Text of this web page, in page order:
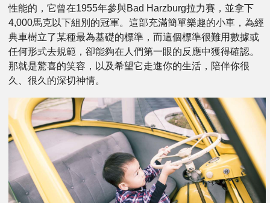
性能的，它曾在1955年參與Bad Harzburg拉力賽，並拿下
4,000馬克以下組別的冠軍。這部充滿簡單樂趣的小車，為經
典車樹立了某種最為基礎的標準，而這個標準很難用數據或
任何形式去規範，卻能夠在人們第一眼的反應中獲得確認。
那就是驚喜的笑容，以及希望它走進你的生活，陪伴你很
久、很久的深切神情。